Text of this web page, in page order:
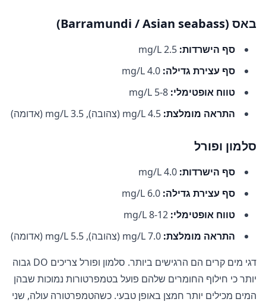
באס (Barramundi / Asian seabass)
סף הישרדות:
סף עצירת גדילה:
טווח אופטימלי:
התראה מומלצת:
סלמון ופורל
סף הישרדות:
סף עצירת גדילה:
טווח אופטימלי:
התראה מומלצת:
דגי מים קרים הם הרגישים ביותר. סלמון ופורל צריכים DO גבוה
יותר כי חילוף החומרים שלהם פועל בטמפרטורות נמוכות שבהן
המים מכילים יותר חמצן באופן טבעי. כשהטמפרטורה עולה, שני